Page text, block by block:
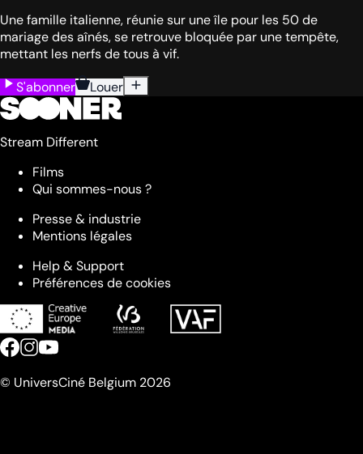
Une famille italienne, réunie sur une île pour les 50 de
mariage des aînés, se retrouve bloquée par une tempête,
mettant les nerfs de tous à vif.
S'abonner
Louer
Stream Different
Films
Qui sommes-nous ?
Presse & industrie
Mentions légales
Help & Support
Préférences de cookies
© UniversCiné Belgium 2026